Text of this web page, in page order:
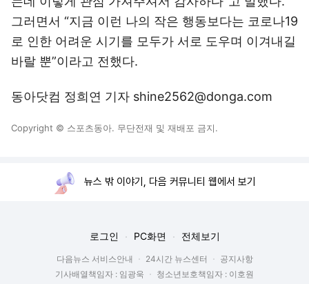
그러면서 “지금 이런 나의 작은 행동보다는 코로나19
로 인한 어려운 시기를 모두가 서로 도우며 이겨내길
바랄 뿐”이라고 전했다.
동아닷컴 정희연 기자 shine2562@donga.com
Copyright © 스포츠동아. 무단전재 및 재배포 금지.
뉴스 밖 이야기, 다음 커뮤니티 웹에서 보기
로그인 PC화면 전체보기
다음뉴스 서비스안내 24시간 뉴스센터
공지사항
기사배열책임자 : 임광욱
청소년보호책임자 : 이호원